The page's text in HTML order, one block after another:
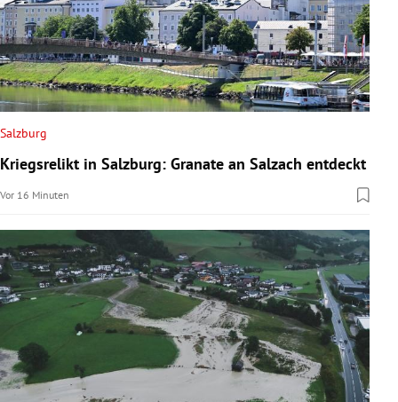
Untermenü
Untermenü
Untermenü
Untermenü
Untermenü
Untermenü
Salzburg
Kriegsrelikt in Salzburg: Granate an Salzach entdeckt
Vor 16 Minuten